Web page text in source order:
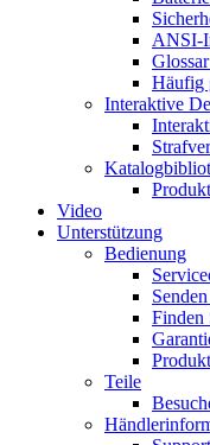
ANSI-
Häufig
Interaktive
Video
Unterstützung
Bedienung
Finden
Teile